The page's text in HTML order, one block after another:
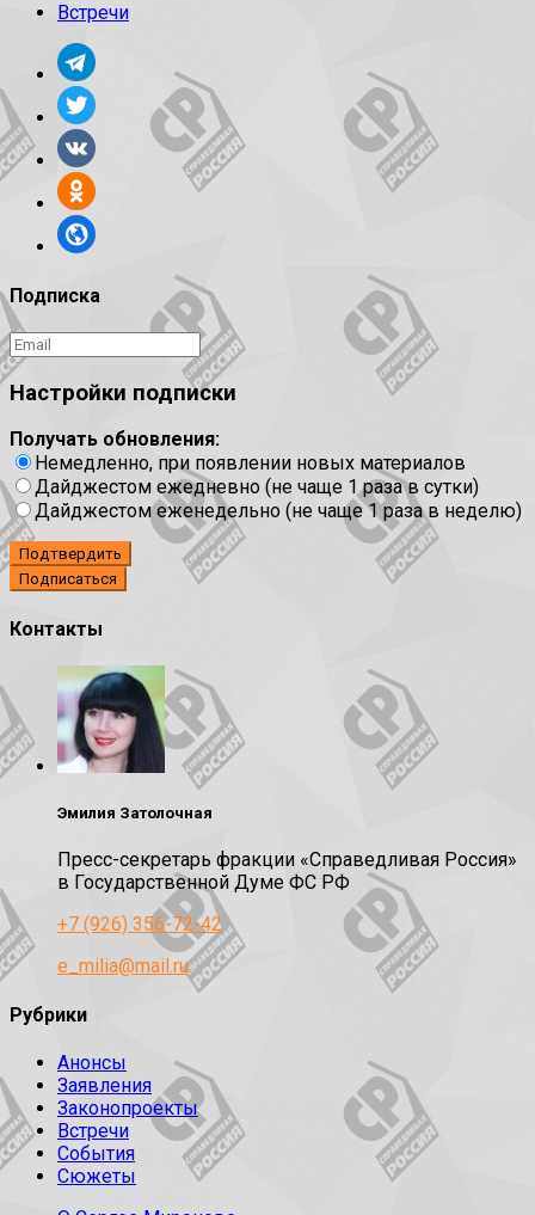
Встречи
Подписка
Настройки подписки
Получать обновления:
Немедленно, при появлении новых материалов
Дайджестом ежедневно (не чаще 1 раза в сутки)
Дайджестом еженедельно (не чаще 1 раза в неделю)
Подтвердить
Контакты
Эмилия Затолочная
Пресс-секретарь фракции «Справедливая Россия»
в Государственной Думе ФС РФ
+7 (926) 356-72-42
e_milia@mail.ru
Рубрики
Анонсы
Заявления
Законопроекты
Встречи
События
Сюжеты